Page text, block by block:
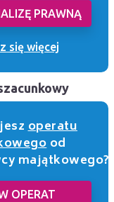
PRAWNĄ
się więcej
operatu
od
majątkowego?
OPERAT